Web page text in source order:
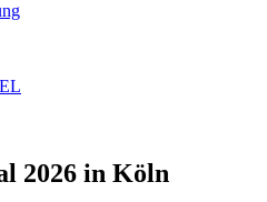
2026 in Köln